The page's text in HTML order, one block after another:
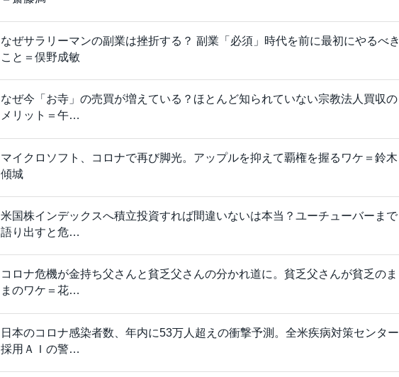
なぜサラリーマンの副業は挫折する？ 副業「必須」時代を前に最初にやるべき
こと＝俣野成敏
なぜ今「お寺」の売買が増えている？ほとんど知られていない宗教法人買収の
メリット＝午…
マイクロソフト、コロナで再び脚光。アップルを抑えて覇権を握るワケ＝鈴木
傾城
米国株インデックスへ積立投資すれば間違いないは本当？ユーチューバーまで
語り出すと危…
コロナ危機が金持ち父さんと貧乏父さんの分かれ道に。貧乏父さんが貧乏のま
まのワケ＝花…
日本のコロナ感染者数、年内に53万人超えの衝撃予測。全米疾病対策センター
採用ＡＩの警…